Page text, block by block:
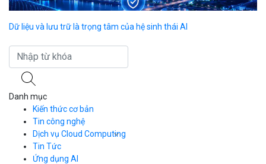
Dữ liệu và lưu trữ là trọng tâm của hệ sinh thái AI
Danh mục
Kiến thức cơ bản
Tin công nghệ
Dịch vụ Cloud Computing
Cloud Server
CDN
Tin Tức
Ứng dụng AI